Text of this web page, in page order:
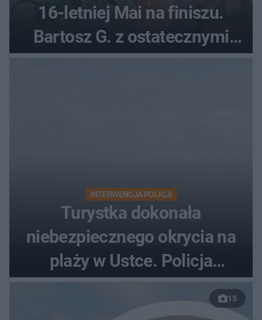
16-letniej Mai na finiszu.
Bartosz G. z ostatecznymi
INTERWENCJA POLICJI
Turystka dokonała
niebezpiecznego okrycia na
plaży w Ustce. Policja
musiała zamknąć odcinek
wybrzeża
15